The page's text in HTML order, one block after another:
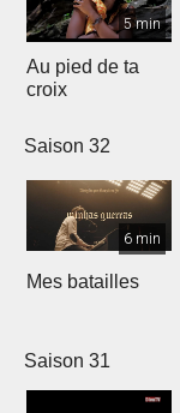
5 min
Au pied de ta
croix
Saison 32
6 min
Mes batailles
Saison 31